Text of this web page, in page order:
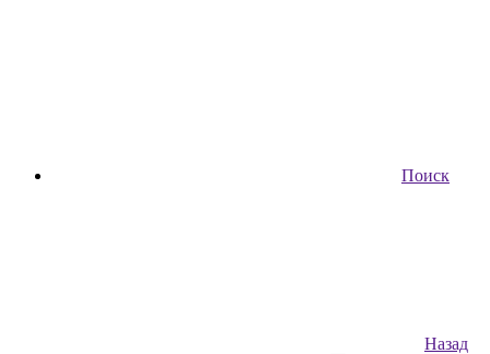
Поиск
Назад